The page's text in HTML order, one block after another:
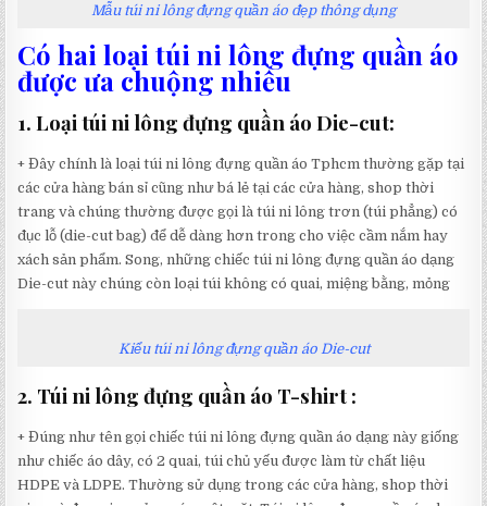
Mẫu túi ni lông đựng quần áo đẹp thông dụng
Có hai loại túi ni lông đựng quần áo
được ưa chuộng nhiều
1. Loại túi ni lông đựng quần áo Die-cut:
+ Đây chính là loại túi ni lông đựng quần áo Tphcm thường gặp tại
các cửa hàng bán sỉ cũng như bá lẻ tại các cửa hàng, shop thời
trang và chúng thường được gọi là túi ni lông trơn (túi phẳng) có
đục lỗ (die-cut bag) để dễ dàng hơn trong cho việc cầm nắm hay
xách sản phẩm. Song, những chiếc túi ni lông đựng quần áo dạng
Die-cut này chúng còn loại túi không có quai, miệng bằng, mỏng
Kiểu túi ni lông đựng quần áo Die-cut
2. Túi ni lông đựng quần áo T-shirt :
+ Đúng như tên gọi chiếc túi ni lông đựng quần áo dạng này giống
như chiếc áo dây, có 2 quai, túi chủ yếu được làm từ chất liệu
HDPE và LDPE. Thường sử dụng trong các cửa hàng, shop thời